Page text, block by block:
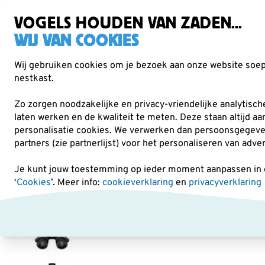
VOGELS HOUDEN VAN ZADEN...
WIJ VAN COOKIES
Wij gebruiken cookies om je bezoek aan onze website
nestkast.
Zo zorgen noodzakelijke en privacy-vriendelijke
laten werken en de kwaliteit te meten. Deze staan altijd
personalisatie cookies. We verwerken dan
partners (zie partnerlijst) voor het personaliseren van
Je kunt jouw toestemming op ieder moment aanpassen
‘Cookies’. Meer info: cookieverklaring en privacyverklaring
Verrekijkers Vogelvoer Voederhuisjes &
Verrekijkers Swarovski Optik Swarovski NL Pure